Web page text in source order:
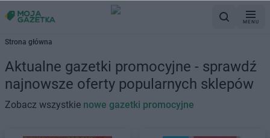
MENU
Strona główna
Aktualne gazetki promocyjne - sprawdź
najnowsze oferty popularnych sklepów
Zobacz wszystkie nowe gazetki promocyjne